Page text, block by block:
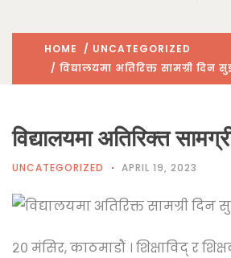
HOME / UNCATEGORIZED
/ विद्यालयमा अतिरिक्त सामग्री दिन
विद्यालयमा अतिरिक्त
UNCATEGORIZED APRIL 19, 2023
२० मंसिर, काठमाडौं । शिक्षाविद् र